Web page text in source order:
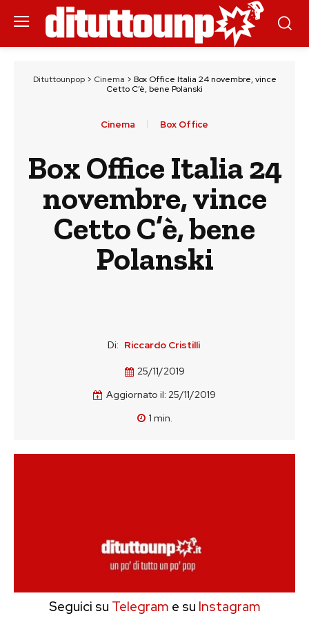
Dituttounpop> Cinema > Box Office Italia 24 novembre, vince
Cetto C’è, bene Polanski
Cinema Box Office
Box Office Italia 24
novembre, vince
Cetto C’è, bene
Polanski
Di: Riccardo Cristilli
25/11/2019
Aggiornato il: 25/11/2019
1 min.
Seguici su Telegram e su Instagram